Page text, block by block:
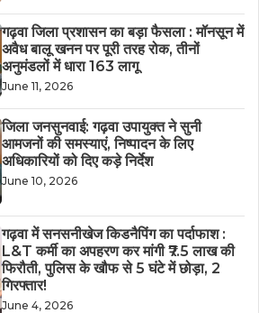
गढ़वा जिला प्रशासन का बड़ा फैसला : मॉनसून में
अवैध बालू खनन पर पूरी तरह रोक, तीनों
अनुमंडलों में धारा 163 लागू
June 11, 2026
जिला जनसुनवाई: गढ़वा उपायुक्त ने सुनी
आमजनों की समस्याएं, निष्पादन के लिए
अधिकारियों को दिए कड़े निर्देश
June 10, 2026
गढ़वा में सनसनीखेज किडनैपिंग का पर्दाफाश :
L&T कर्मी का अपहरण कर मांगी ₹7.5 लाख की
फिरौती, पुलिस के खौफ से 5 घंटे में छोड़ा, 2
गिरफ्तार!
June 4, 2026